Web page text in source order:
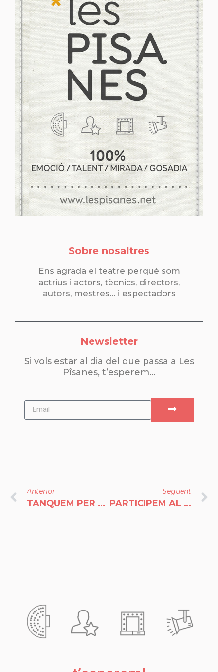
Sobre nosaltres
Ens agrada el teatre perquè som
actrius i actors, tècnics, directors,
autors, mestres… i espectadors
Newsletter
Si vols estar al dia del que passa a Les
Pîsanes, t’esperem…
Anterior
TANQUEM PER VACANCES!
Següent
PARTICIPEM AL 25È ANIVERSARI DE LA BCT